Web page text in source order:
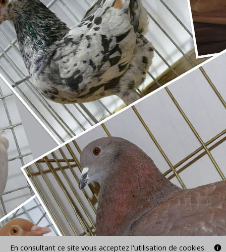
En consultant ce site vous acceptez l'utilisation de cookies.